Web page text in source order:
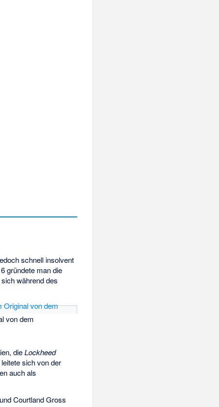
schnell insolvent
gründete man die
während des
von dem
dieLockheed
sich von der
auch als
Courtland Gross